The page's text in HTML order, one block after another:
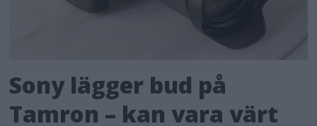
Sony lägger bud på
Tamron – kan vara värt